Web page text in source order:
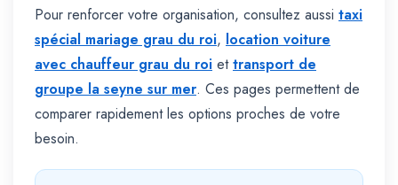
Pour renforcer votre organisation, consultez aussi taxi
spécial mariage grau du roi, location voiture
avec chauffeur grau du roi ettransport de
groupe la seyne sur mer. Ces pages permettent de
comparer rapidement les options proches de votre
besoin.